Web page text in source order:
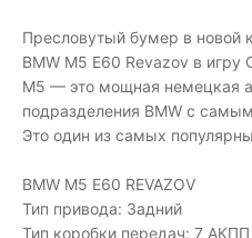
Пресловутый бумер в новой
BMW M5 E60 Revazov в игру
M5 — это мощная немецкая
подразделения BMW с
Это один из самых
BMW M5 E60 REVAZOV
Тип привода: Задний
Тип коробки передач: 7 АКПП